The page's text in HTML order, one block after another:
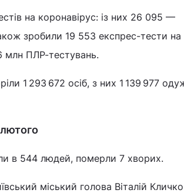
на коронавірус: із них 26 095 —
зробили 19 553 експрес-тести на
млн ПЛР-тестувань.
1 293 672 осіб, з них 1 139 977
в 544 людей, померли 7 хворих.
міський голова Віталій